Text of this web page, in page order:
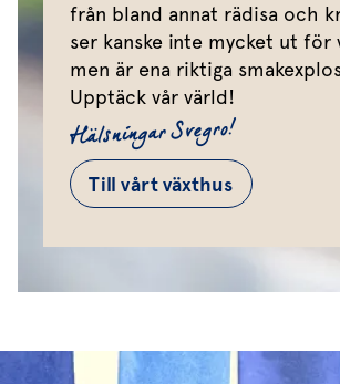
från bland annat rädisa och
ser kanske inte mycket ut för
men är ena riktiga
Upptäck vår värld!
Hälsningar Svegro!
Till vårt växthus